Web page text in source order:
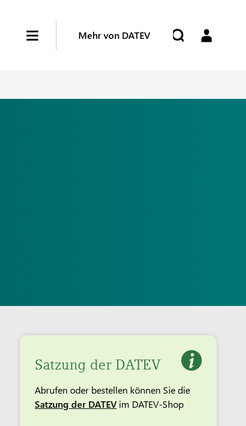
Mehr von DATEV
Satzung der DATEV
Abrufen oder bestellen können Sie die
Satzung der DATEV im DATEV-Shop